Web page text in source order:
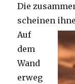
Die
scheinen
Auf
dem
Wand
erweg